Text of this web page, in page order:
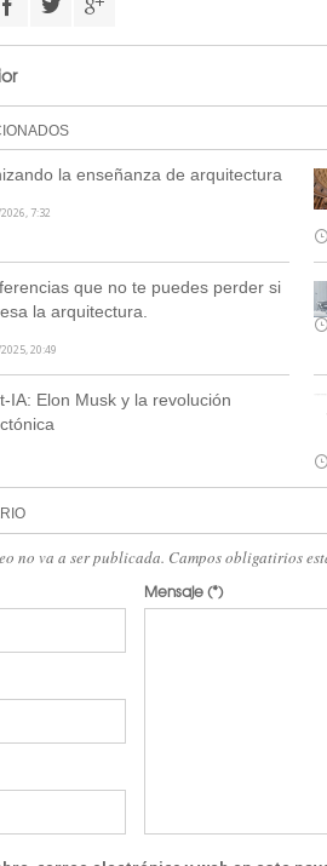
la enseñanza de arquitectura
7:32
que no te puedes perder si
la arquitectura.
20:49
IA: Elon Musk y la revolución
no va a ser publicada. Campos obligatirios
Mensaje(*)